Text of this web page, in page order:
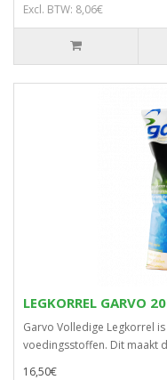
Excl. BTW: 8,06€
LEGKORREL GARVO
Garvo Volledige Legkorrel
voedingsstoffen. Dit maakt
16,50€